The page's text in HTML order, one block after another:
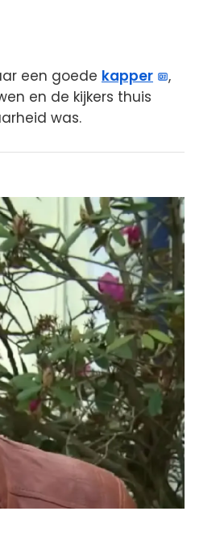
een goede kapper
,
en de kijkers thuis
was.